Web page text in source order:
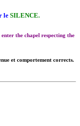
le SILENCE.
the chapel respecting the
et comportement corrects.